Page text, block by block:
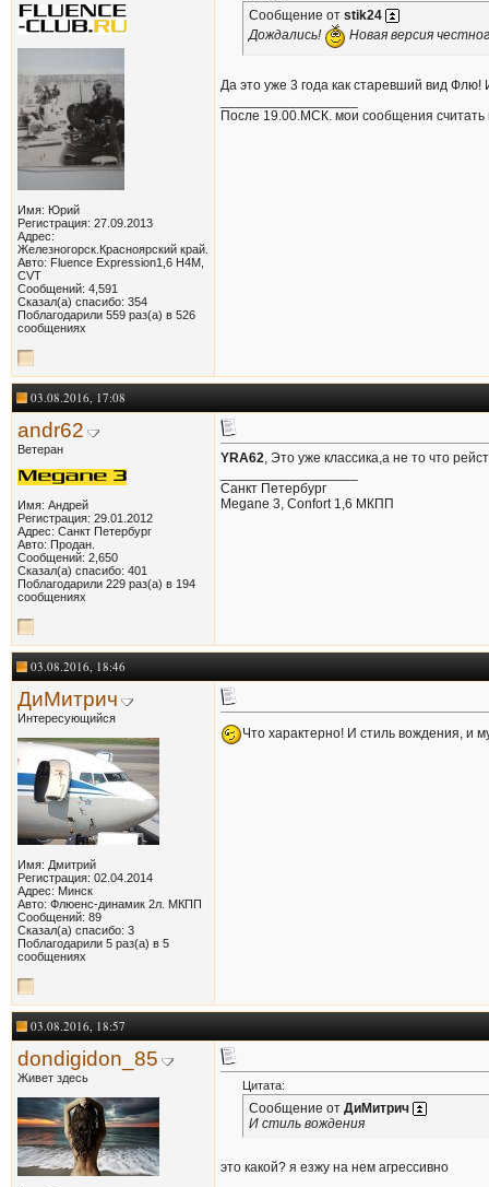
Имя: Юрий
Регистрация: 27.09.2013
Адрес:
Железногорск.Красноярский край.
Авто: Fluence Expression1,6 Н4М,
CVT
Сообщений: 4,591
Сказал(а) спасибо: 354
Поблагодарили 559 раз(а) в 526
сообщениях
Сообщение от stik24
Дождались!
Новая версия
Да это уже 3 года как старевший вид Флю!
После 19.00.МСК. мои сообщения
03.08.2016, 17:08
andr62
Ветеран
Имя: Андрей
Регистрация: 29.01.2012
Адрес: Санкт Петербург
Авто: Продан.
Сообщений: 2,650
Сказал(а) спасибо: 401
Поблагодарили 229 раз(а) в 194
сообщениях
YRA62, Это уже классика,а не то что
Санкт Петербург
Megane 3, Confort 1,6 МКПП
03.08.2016, 18:46
ДиМитрич
Интересующийся
Имя: Дмитрий
Регистрация: 02.04.2014
Адрес: Минск
Авто: Флюенс-динамик 2л. МКПП
Сообщений: 89
Сказал(а) спасибо: 3
Поблагодарили 5 раз(а) в 5
сообщениях
Что характерно! И стиль вождения, и
03.08.2016, 18:57
dondigidon_85
Живет здесь
Цитата:
Сообщение от ДиМитрич
И стиль вождения
это какой? я езжу на нем агрессивно